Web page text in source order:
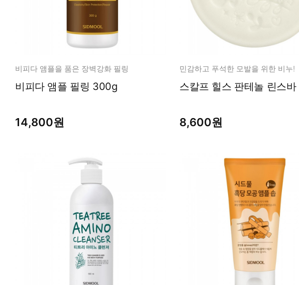
비피다 앰플을 품은 장벽강화 필링
비피다 앰플 필링 300g
14,800원
민감하고 푸석한 모발을 위한 비누!
8,600원